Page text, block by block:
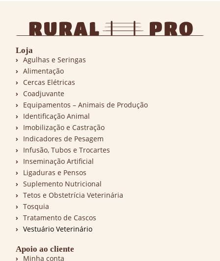
Loja
Agulhas e Seringas
Alimentação
Cercas Elétricas
Coadjuvante
Equipamentos – Animais de Produção
Identificação Animal
Imobilização e Castração
Indicadores de Pesagem
Infusão, Tubos e Trocartes
Inseminação Artificial
Ligaduras e Pensos
Suplemento Nutricional
Tetos e Obstetrícia Veterinária
Tosquia
Tratamento de Cascos
Vestuário Veterinário
Apoio ao cliente
Minha conta